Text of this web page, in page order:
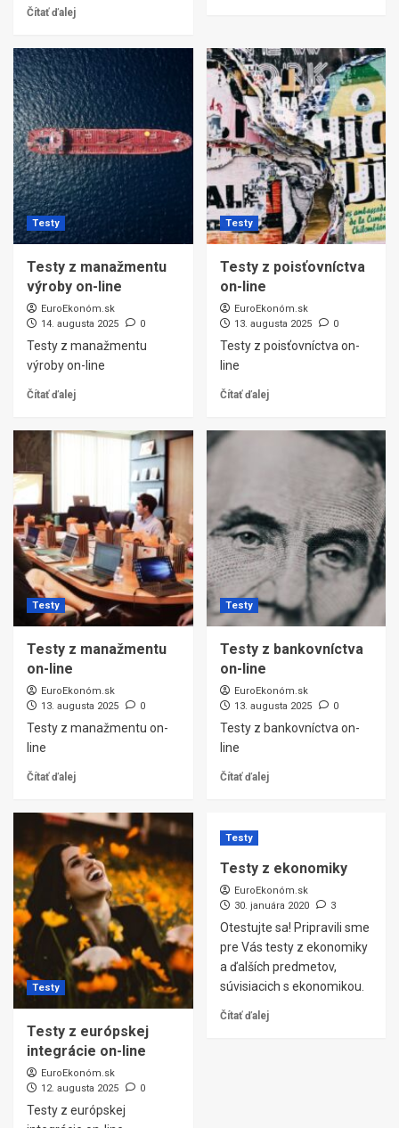
Čítať ďalej
Testy
Testy z manažmentu
výroby on-line
EuroEkonóm.sk
14. augusta 2025
0
Testy z manažmentu
výroby on-line
Čítať ďalej
Testy
Testy z poisťovníctva
on-line
EuroEkonóm.sk
13. augusta 2025
0
Testy z poisťovníctva on-
line
Čítať ďalej
Testy
Testy z manažmentu
on-line
EuroEkonóm.sk
13. augusta 2025
0
Testy z manažmentu on-
line
Čítať ďalej
Testy
Testy z bankovníctva
on-line
EuroEkonóm.sk
13. augusta 2025
0
Testy z bankovníctva on-
line
Čítať ďalej
Testy
Testy z európskej
integrácie on-line
EuroEkonóm.sk
12. augusta 2025
0
Testy z európskej
Testy
Testy z ekonomiky
EuroEkonóm.sk
30. januára 2020
3
Otestujte sa! Pripravili sme
pre Vás testy z ekonomiky
a ďalších predmetov,
súvisiacich s ekonomikou.
Čítať ďalej